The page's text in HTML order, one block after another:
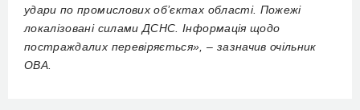
удари по промислових об’єктах області. Пожежі
локалізовані силами ДСНС. Інформація щодо
постраждалих перевіряється», – зазначив очільник
ОВА.